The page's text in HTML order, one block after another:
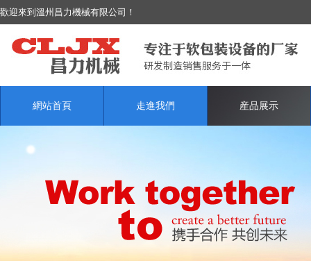
歡迎來到溫州昌力機械有限公司！
網站首頁 走進我們 産品展示